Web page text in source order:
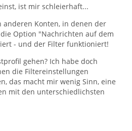
ist mir schleierhaft...
anderen Konten, in denen der
Option "Nachrichten auf dem
- und der Filter funktioniert!
gehen? Ich habe doch
die Filtereinstellungen
das macht mir wenig Sinn, eine
mit den unterschiedlichsten